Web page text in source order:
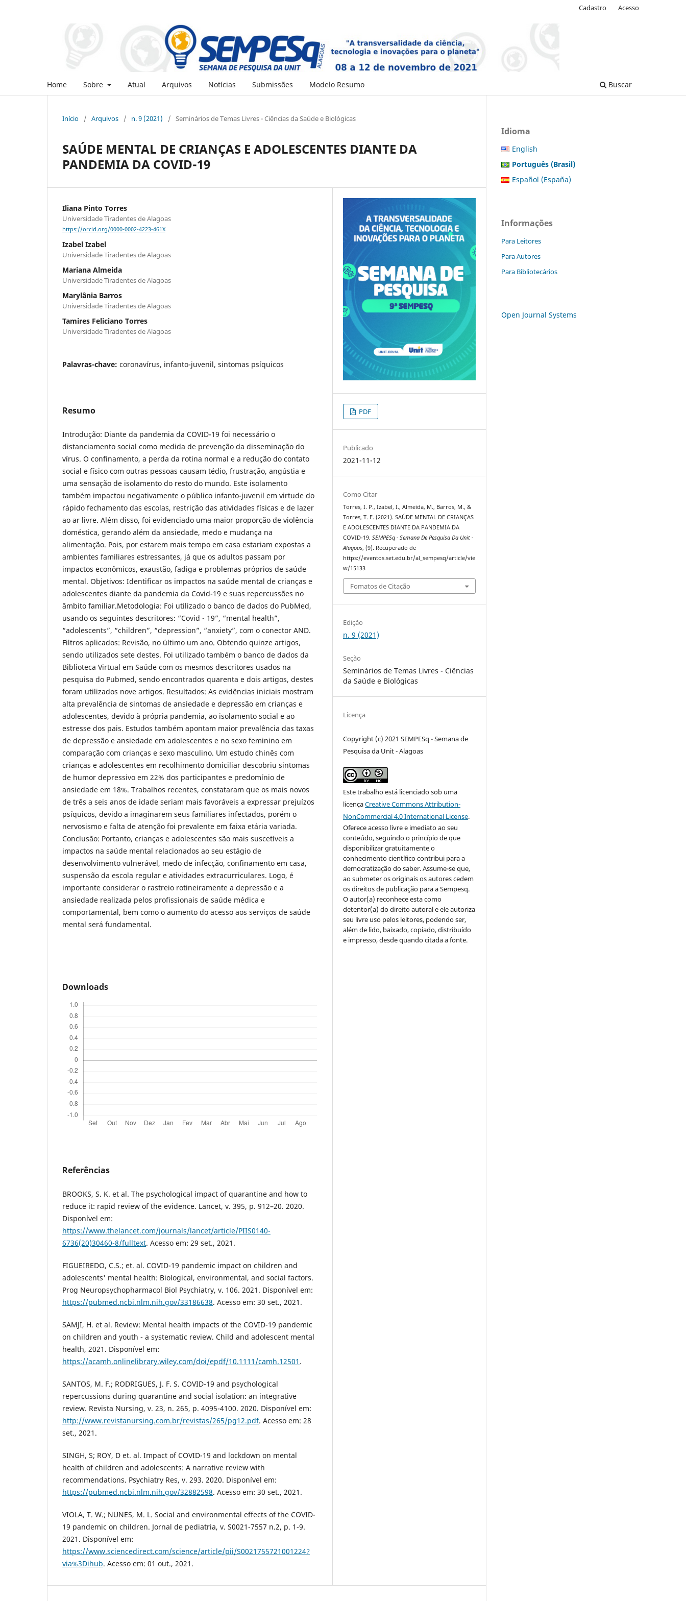
Home Sobre Atual Arquivos Notícias Submissões Modelo Resumo Buscar
Cadastro Acesso
Início / Arquivos / n. 9 (2021) / Seminários de Temas Livres - Ciências da Saúde e Biológicas
SAÚDE MENTAL DE CRIANÇAS E ADOLESCENTES DIANTE DA
PANDEMIA DA COVID-19
Iliana Pinto Torres
Universidade Tiradentes de Alagoas
https://orcid.org/0000-0002-4223-461X
Izabel Izabel
Universidade Tiradentes de Alagoas
Mariana Almeida
Universidade Tiradentes de Alagoas
Marylânia Barros
Universidade Tiradentes de Alagoas
Tamires Feliciano Torres
Universidade Tiradentes de Alagoas
Palavras-chave: coronavírus, infanto-juvenil, sintomas psíquicos
Resumo
Introdução: Diante da pandemia da COVID-19 foi necessário o
distanciamento social como medida de prevenção da disseminação do
vírus. O confinamento, a perda da rotina normal e a redução do contato
social e físico com outras pessoas causam tédio, frustração, angústia e
uma sensação de isolamento do resto do mundo. Este isolamento
também impactou negativamente o público infanto-juvenil em virtude do
rápido fechamento das escolas, restrição das atividades físicas e de lazer
ao ar livre. Além disso, foi evidenciado uma maior proporção de violência
doméstica, gerando além da ansiedade, medo e mudança na
alimentação. Pois, por estarem mais tempo em casa estariam expostas a
ambientes familiares estressantes, já que os adultos passam por
impactos econômicos, exaustão, fadiga e problemas próprios de saúde
mental. Objetivos: Identificar os impactos na saúde mental de crianças e
adolescentes diante da pandemia da Covid-19 e suas repercussões no
âmbito familiar.Metodologia: Foi utilizado o banco de dados do PubMed,
usando os seguintes descritores: “Covid - 19”, “mental health”,
“adolescents”, “children”, “depression”, “anxiety”, com o conector AND.
Filtros aplicados: Revisão, no último um ano. Obtendo quinze artigos,
sendo utilizados sete destes. Foi utilizado também o banco de dados da
Biblioteca Virtual em Saúde com os mesmos descritores usados na
pesquisa do Pubmed, sendo encontrados quarenta e dois artigos, destes
foram utilizados nove artigos. Resultados: As evidências iniciais mostram
alta prevalência de sintomas de ansiedade e depressão em crianças e
adolescentes, devido à própria pandemia, ao isolamento social e ao
estresse dos pais. Estudos também apontam maior prevalência das taxas
de depressão e ansiedade em adolescentes e no sexo feminino em
comparação com crianças e sexo masculino. Um estudo chinês com
crianças e adolescentes em recolhimento domiciliar descobriu sintomas
de humor depressivo em 22% dos participantes e predomínio de
ansiedade em 18%. Trabalhos recentes, constataram que os mais novos
de três a seis anos de idade seriam mais favoráveis a expressar prejuízos
psíquicos, devido a imaginarem seus familiares infectados, porém o
nervosismo e falta de atenção foi prevalente em faixa etária variada.
Conclusão: Portanto, crianças e adolescentes são mais suscetíveis a
impactos na saúde mental relacionados ao seu estágio de
desenvolvimento vulnerável, medo de infecção, confinamento em casa,
suspensão da escola regular e atividades extracurriculares. Logo, é
importante considerar o rastreio rotineiramente a depressão e a
ansiedade realizada pelos profissionais de saúde médica e
comportamental, bem como o aumento do acesso aos serviços de saúde
mental será fundamental.
Downloads
Referências
BROOKS, S. K. et al. The psychological impact of quarantine and how to
reduce it: rapid review of the evidence. Lancet, v. 395, p. 912–20. 2020.
Disponível em:
https://www.thelancet.com/journals/lancet/article/PIIS0140-
6736(20)30460-8/fulltext. Acesso em: 29 set., 2021.
FIGUEIREDO, C.S.; et. al. COVID-19 pandemic impact on children and
adolescents' mental health: Biological, environmental, and social factors.
Prog Neuropsychopharmacol Biol Psychiatry, v. 106. 2021. Disponível em:
https://pubmed.ncbi.nlm.nih.gov/33186638. Acesso em: 30 set., 2021.
SAMJI, H. et al. Review: Mental health impacts of the COVID-19 pandemic
on children and youth - a systematic review. Child and adolescent mental
health, 2021. Disponível em:
https://acamh.onlinelibrary.wiley.com/doi/epdf/10.1111/camh.12501 .
SANTOS, M. F.; RODRIGUES, J. F. S. COVID-19 and psychological
repercussions during quarantine and social isolation: an integrative
review. Revista Nursing, v. 23, n. 265, p. 4095-4100. 2020. Disponível em:
http://www.revistanursing.com.br/revistas/265/pg12.pdf. Acesso em: 28
set., 2021.
SINGH, S; ROY, D et. al. Impact of COVID-19 and lockdown on mental
health of children and adolescents: A narrative review with
recommendations. Psychiatry Res, v. 293. 2020. Disponível em:
https://pubmed.ncbi.nlm.nih.gov/32882598. Acesso em: 30 set., 2021.
VIOLA, T. W.; NUNES, M. L. Social and environmental effects of the COVID-
19 pandemic on children. Jornal de pediatria, v. S0021-7557 n.2, p. 1-9.
2021. Disponível em:
https://www.sciencedirect.com/science/article/pii/S0021755721001224?
via%3Dihub. Acesso em: 01 out., 2021.
PDF
Publicado
2021-11-12
Como Citar
Torres, I. P., Izabel, I., Almeida, M., Barros, M., &
Torres, T. F. (2021). SAÚDE MENTAL DE CRIANÇAS
E ADOLESCENTES DIANTE DA PANDEMIA DA
COVID-19.SEMPESq - Semana De Pesquisa Da Unit -
Alagoas, (9). Recuperado de
https://eventos.set.edu.br/al_sempesq/article/vie
w/15133
Fomatos de Citação
Edição
n. 9 (2021)
Seção
Seminários de Temas Livres - Ciências
da Saúde e Biológicas
Licença
Copyright (c) 2021 SEMPESq - Semana de
Pesquisa da Unit - Alagoas
Este trabalho está licenciado sob uma
licençaCreative Commons Attribution-
NonCommercial 4.0 International License.
Oferece acesso livre e imediato ao seu
conteúdo, seguindo o princípio de que
disponibilizar gratuitamente o
conhecimento científico contribui para a
democratização do saber. Assume-se que,
ao submeter os originais os autores cedem
os direitos de publicação para a Sempesq.
O autor(a) reconhece esta como
detentor(a) do direito autoral e ele autoriza
seu livre uso pelos leitores, podendo ser,
além de lido, baixado, copiado, distribuído
e impresso, desde quando citada a fonte.
Idioma
English
Português (Brasil)
Español (España)
Informações
Para Leitores
Para Autores
Para Bibliotecários
Open Journal Systems